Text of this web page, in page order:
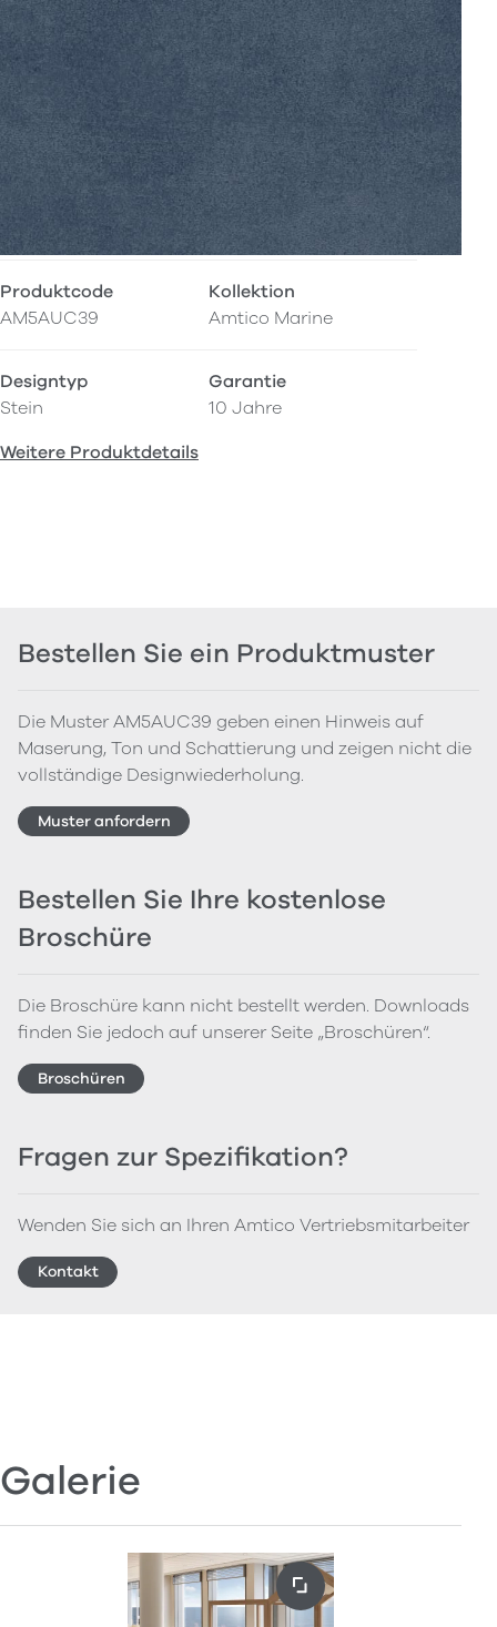
Produktcode
AM5AUC39
Kollektion
Amtico Marine
Designtyp
Stein
Garantie
10 Jahre
Weitere Produktdetails
Bestellen Sie ein Produktmuster
Die Muster AM5AUC39 geben einen Hinweis auf
Maserung, Ton und Schattierung und zeigen nicht die
vollständige Designwiederholung.
Muster anfordern
Bestellen Sie Ihre kostenlose
Broschüre
Die Broschüre kann nicht bestellt werden. Downloads
finden Sie jedoch auf unserer Seite „Broschüren“.
Broschüren
Fragen zur Spezifikation?
Wenden Sie sich an Ihren Amtico Vertriebsmitarbeiter
Kontakt
Galerie